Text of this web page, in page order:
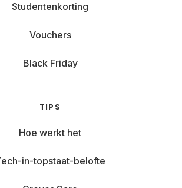
Studentenkorting
Vouchers
Black Friday
TIPS
Hoe werkt het
in-topstaat-belofte